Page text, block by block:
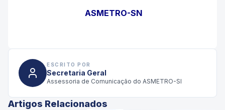
ASMETRO-SN
ESCRITO POR
Secretaria Geral
Assessoria de Comunicação do ASMETRO-SI
Artigos Relacionados